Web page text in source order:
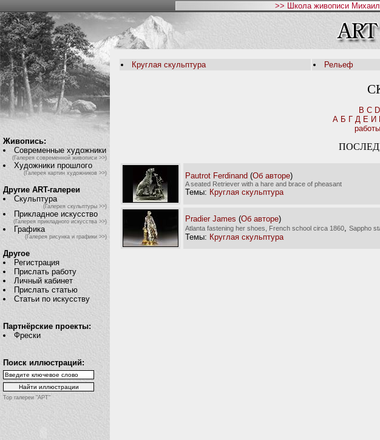
>> Школа живописи
Живопись:
Современные художники
(Галерея современной живописи >>)
Художники прошлого
(Галерея картин художников >>)
Другие ART-галереи
Скульптура
(Галерея скульптуры >>)
Прикладное искусство
(Галерея прикладного искусства >>)
Графика
(Галерея рисунка и графики >>)
Другое
Регистрация
Прислать работу
Личный кабинет
Прислать статью
Статьи по искусству
Партнёрские проекты:
Фрески
Поиск иллюстраций:
Top галереи "АРТ"
Круглая скульптура Рельеф
B C D
А Б Г Д Е И
Pautrot Ferdinand (Об авторе)
A seated Retriever with a hare and brace of pheasant
Темы: Круглая скульптура
Pradier James (Об авторе)
Atlanta fastening her shoes, French school circa 1860 Sappho
Темы: Круглая скульптура